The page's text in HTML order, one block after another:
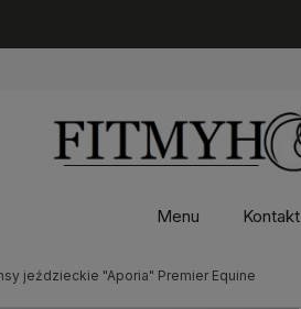
Menu Kontakt
jeździeckie "Aporia" Premier Equine